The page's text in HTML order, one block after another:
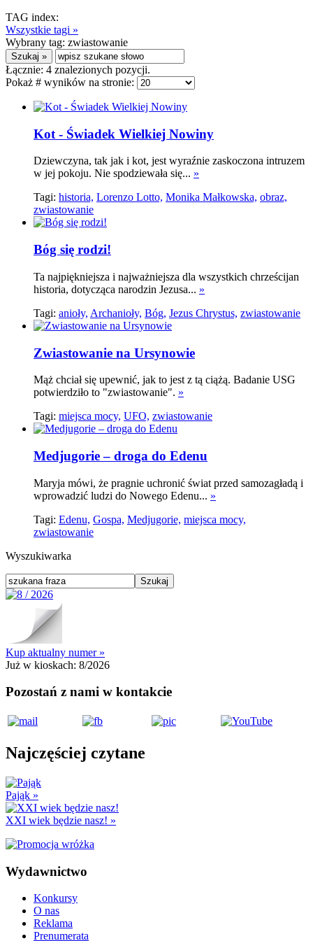
TAG index:
Wszystkie tagi »
Wybrany tag: zwiastowanie
Łącznie: 4 znalezionych pozycji.
Pokaż # wyników na stronie:
Kot - Świadek Wielkiej Nowiny
Dziewczyna, tak jak i kot, jest wyraźnie zaskoczona intruzem
w jej pokoju. Nie spodziewała się... »
Tagi: historia, Lorenzo Lotto, Monika Małkowska, obraz,
zwiastowanie
Bóg się rodzi!
Ta najpiękniejsza i najważniejsza dla wszystkich chrześcijan
historia, dotycząca narodzin Jezusa... »
Tagi: anioły, Archanioły, Bóg, Jezus Chrystus, zwiastowanie
Zwiastowanie na Ursynowie
Mąż chciał się upewnić, jak to jest z tą ciążą. Badanie USG
potwierdziło to "zwiastowanie". »
Tagi: miejsca mocy, UFO, zwiastowanie
Medjugorie – droga do Edenu
Maryja mówi, że pragnie uchronić świat przed samozagładą i
wprowadzić ludzi do Nowego Edenu... »
Tagi: Edenu, Gospa, Medjugorie, miejsca mocy,
zwiastowanie
Wyszukiwarka
Kup aktualny numer »
Już w kioskach: 8/2026
Pozostań z nami w kontakcie
Najczęściej czytane
Pająk »
XXI wiek będzie nasz! »
Wydawnictwo
Konkursy
O nas
Reklama
Prenumerata